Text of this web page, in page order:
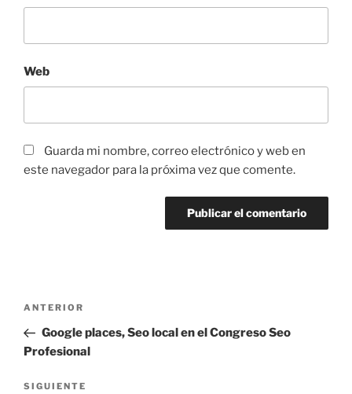
Web
Guarda mi nombre, correo electrónico y web en
este navegador para la próxima vez que comente.
Navegación
entradas
Entrada
anterior:
ANTERIOR
Google places, Seo local en el Congreso Seo
Profesional
Siguiente
SIGUIENTE